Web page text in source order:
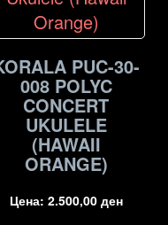
PUC-30-
008 POLYC
CONCERT
UKULELE
(HAWAII
ORANGE)
Цена: 2.500,00 ден